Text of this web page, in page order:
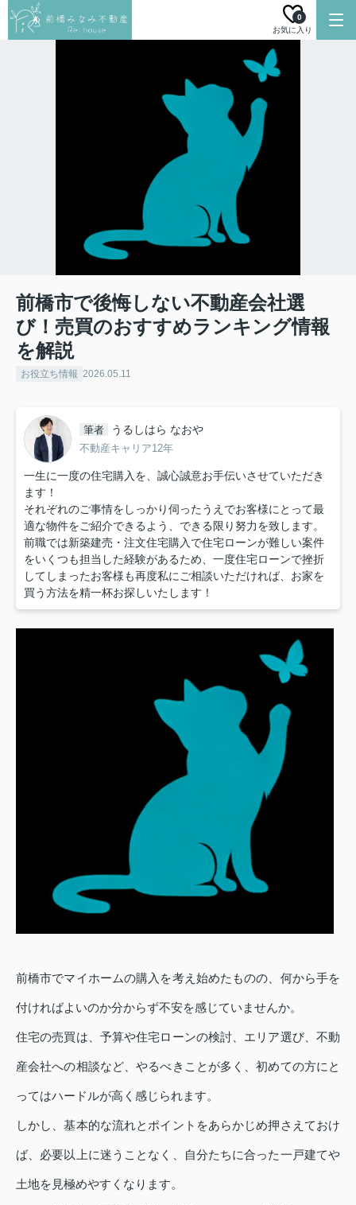
お気に入り
0
前橋市で後悔しない不動産会社選
び！売買のおすすめランキング情報
を解説
お役立ち情報 2026.05.11
筆者 うるしはら なおや
不動産キャリア12年
一生に一度の住宅購入を、誠心誠意お手伝いさせていただき
ます！
それぞれのご事情をしっかり伺ったうえでお客様にとって最
適な物件をご紹介できるよう、できる限り努力を致します。
前職では新築建売・注文住宅購入で住宅ローンが難しい案件
をいくつも担当した経験があるため、一度住宅ローンで挫折
してしまったお客様も再度私にご相談いただければ、お家を
買う方法を精一杯お探しいたします！
前橋市でマイホームの購入を考え始めたものの、何から手を
付ければよいのか分からず不安を感じていませんか。
住宅の売買は、予算や住宅ローンの検討、エリア選び、不動
産会社への相談など、やるべきことが多く、初めての方にと
ってはハードルが高く感じられます。
しかし、基本的な流れとポイントをあらかじめ押さえておけ
ば、必要以上に迷うことなく、自分たちに合った一戸建てや
土地を見極めやすくなります。